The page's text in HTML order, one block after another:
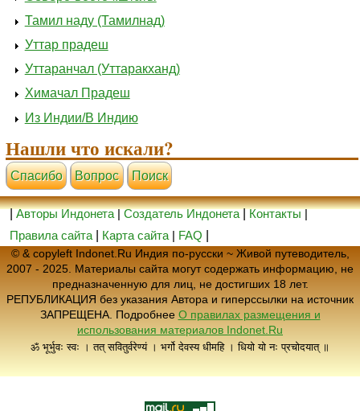
Тамил наду (Тамилнад)
Уттар прадеш
Уттаранчал (Уттаракханд)
Химачал Прадеш
Из Индии/В Индию
Нашли что искали?
Cпасибо Вопрос Поиск
|Авторы Индонета|Создатель Индонета|Контакты|
Правила сайта
Карта сайта | FAQ
© & copyleft Indonet.Ru Индия по-русски ~ Живой путеводитель,
2007 - 2025. Материалы сайта могут содержать информацию, не
предназначенную для лиц, не достигших 18 лет.
РЕПУБЛИКАЦИЯ без указания Автора и гиперссылки на источник
ЗАПРЕЩЕНА. Подробнее О правилах размещения и
использования материалов Indonet.Ru
ॐ भूर्भुवः स्वः । तत् सवितुर्वरेण्यं । भर्गो देवस्य धीमहि । धियो यो नः प्रचोदयात् ॥